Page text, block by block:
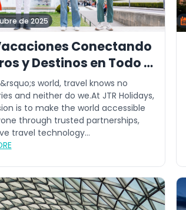
de 2025
Conectando
y Destinos en Todo el
world, travel knows no
and neither do we.At JTR Holidays,
is to make the world accessible
through trusted partnerships,
travel technology...